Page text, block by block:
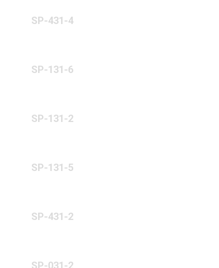
SP-431-4
SP-131-6
SP-131-2
SP-131-5
SP-431-2
SP-031-2